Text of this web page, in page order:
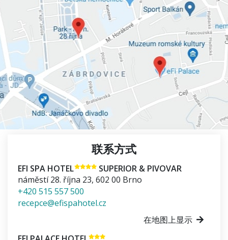
联系方式
EFI SPA HOTEL
SUPERIOR & PIVOVAR
náměstí 28. října 23, 602 00 Brno
+420 515 557 500
recepce@efispahotel.cz
在地图上显示